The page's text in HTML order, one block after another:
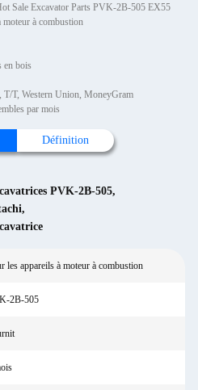
Sale Excavator Parts PVK-2B-505 EX55
moteur à combustion
en bois
T, Western Union, MoneyGram
par mois
Définition
PVK-2B-505,
,
les appareils à moteur à combustion
2B-505